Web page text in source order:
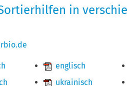
in
englisch
ukrainisch